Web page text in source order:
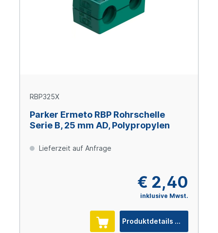
RBP325X
Parker Ermeto RBP Rohrschelle
Serie B, 25 mm AD, Polypropylen
Lieferzeit auf Anfrage
€ 2,40
inklusive Mwst.
Produktdetails